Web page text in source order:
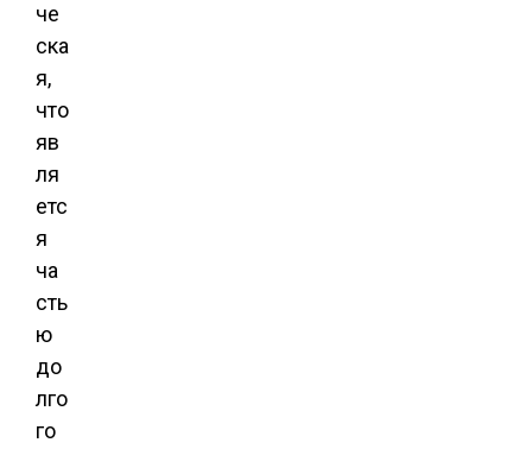
че
ска
я,
что
яв
ля
етс
я
ча
сть
ю
до
лго
го